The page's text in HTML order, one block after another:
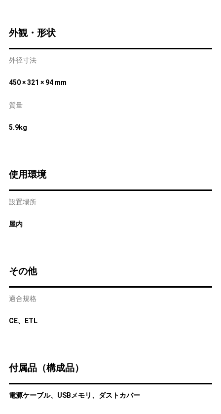
外観・形状
外径寸法
450 × 321 × 94 mm
質量
5.9kg
使用環境
設置場所
屋内
その他
適合規格
CE、ETL
付属品（構成品）
電源ケーブル、USBメモリ、ダストカバー